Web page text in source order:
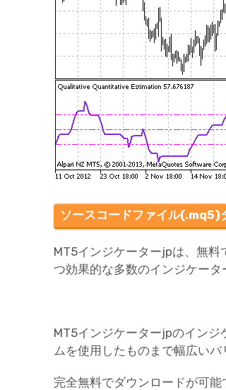
ソースコードファイル(.mq5)
MT5インジケーターjpは、無
つ効果的な多数のインジケータ
MT5インジケーターjpのイン
ムを使用したものまで幅広いバ
完全無料でダウンロードが可